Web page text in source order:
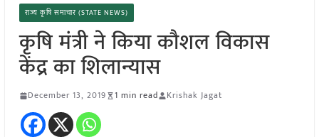
राज्य कृषि समाचार (STATE NEWS)
कृषि मंत्री ने किया कौशल विकास
केंद्र का शिलान्यास
December 13, 2019 1 min read Krishak Jagat